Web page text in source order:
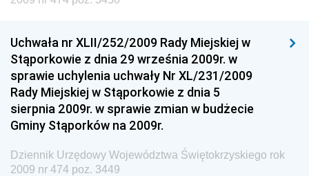
Dziennik Urzędowy Ministra Funduszy i Polityki
Regionalnej
Dziennik Urzędowy Ministra Aktywów Państwowych
Dziennik Urzędowy Ministra Zdrowia
Dziennik Urzędowy Ministra Środowiska i Głównego
Dziennik Urzędowy Ministra Klimatu i Środowiska
Uchwała nr XLII/252/2009 Rady Miejskiej w
Stąporkowie z dnia 29 września 2009r. w
sprawie uchylenia uchwały Nr XL/231/2009
Rady Miejskiej w Stąporkowie z dnia 5
sierpnia 2009r. w sprawie zmian w budżecie
Gminy Stąporków na 2009r.
Dziennik Urzędowy Województwa Świętokrzyskiego rok
2009 nr 474 poz. 3449